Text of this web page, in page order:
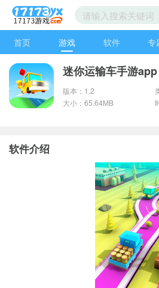
首页 游戏 软件 专
迷你运输车手游app
版本：1.2
大小：65.64MB
软件介绍